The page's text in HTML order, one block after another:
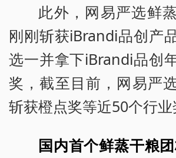
此外，网易严选鲜
刚刚斩获iBrandi品创产
选一并拿下iBrandi品创
奖，截至目前，网易严
斩获橙点奖等近50个行业
国内首个鲜蒸干粮